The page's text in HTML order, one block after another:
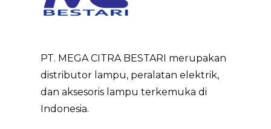
PT. MEGA CITRA BESTARI merupakan
distributor lampu, peralatan elektrik,
dan aksesoris lampu terkemuka di
Indonesia.